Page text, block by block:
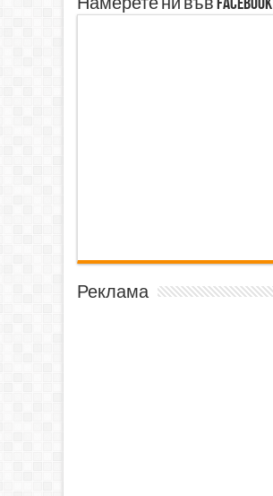
Реклама